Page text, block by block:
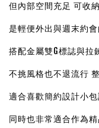
但內部空間充足 可收
是輕便外出與週末約
搭配金屬雙G標誌與拉
不挑風格也不退流行
適合喜歡簡約設計小包
同時也非常適合作為